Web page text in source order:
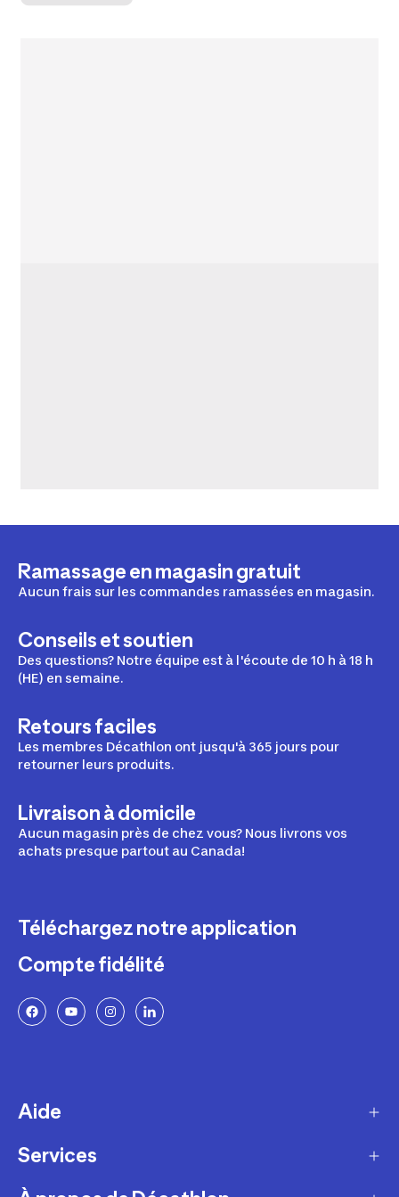
Ramassage en magasin gratuit
Aucun frais sur les commandes ramassées en magasin.
Conseils et soutien
Des questions? Notre équipe est à l'écoute de 10 h à 18 h
(HE) en semaine.
Retours faciles
Les membres Décathlon ont jusqu'à 365 jours pour
retourner leurs produits.
Livraison à domicile
Aucun magasin près de chez vous? Nous livrons vos
achats presque partout au Canada!
Téléchargez notre application
Compte fidélité
Aide
Livraison
Retours et échanges
Services